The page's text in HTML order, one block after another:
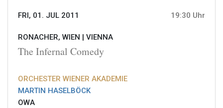
FRI, 01. JUL 2011 19:30 Uhr
RONACHER, WIEN | VIENNA
The Infernal Comedy
ORCHESTER WIENER AKADEMIE
MARTIN HASELBÖCK
OWA